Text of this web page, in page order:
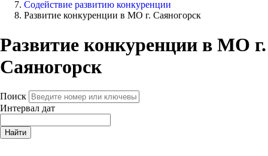
Содействие развитию конкуренции
Развитие конкуренции в МО г. Саяногорск
Развитие конкуренции в МО г.
Саяногорск
Поиск
Интервал дат
Найти